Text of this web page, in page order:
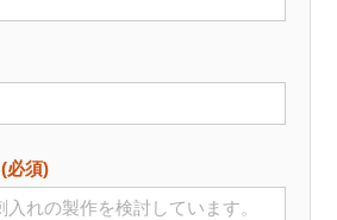
(必須)